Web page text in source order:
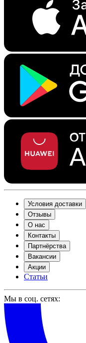
Условия доставки
Отзывы
О нас
Контакты
Партнёрства
Вакансии
Акции
Статьи
Мы в соц. сетях: